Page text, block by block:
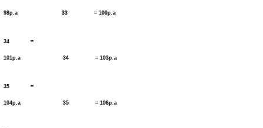
98p.a 33 = 100p.a
34 =
101p.a 34 = 103p.a
35 =
104p.a 35 = 106p.a